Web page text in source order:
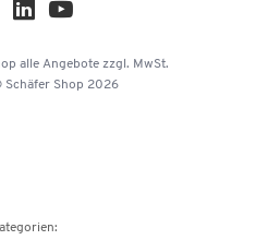
alle Angebote zzgl. MwSt.
Shop 2026